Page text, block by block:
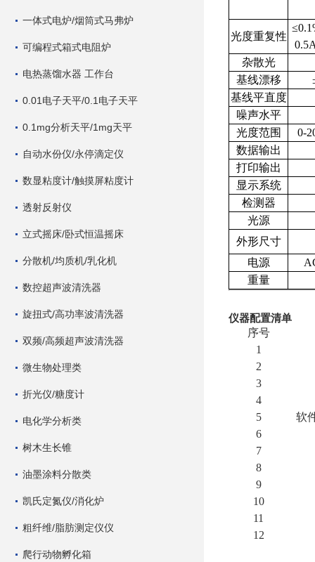
一体式电炉/烟筒式马弗炉
可编程式箱式电阻炉
电热蒸馏水器 工作台
0.01电子天平/0.1电子天平
0.1mg分析天平/1mg天平
自动水份仪/永停滴定仪
数显粘度计/触摸屏粘度计
透射反射仪
立式摇床/卧式恒温摇床
分散机/均质机/乳化机
数控超声波清洗器
旋扭式/高功率波清洗器
双频/高频超声波清洗器
微生物处理类
折光仪/糖度计
电化学分析类
树木生长锥
油墨涂料分散类
凯氏定氮仪/消化炉
粗纤维/脂肪测定仪仪
爬行动物孵化箱
光度重复性
杂散光
基线漂移
基线平直度
噪声水平
光度范围
0-
数据输出
打印输出
显示系统
检测器
光源
外形尺寸
电源
重量
仪器配置清单
序号
1
2
3
4
5
软
6
7
8
9
10
11
12